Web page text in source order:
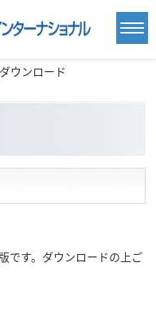
ウンロード
です。ダウンロードの上ご